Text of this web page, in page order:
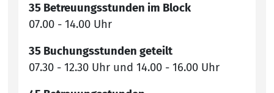
35 Betreuungsstunden im Block
07.00 - 14.00 Uhr
35 Buchungsstunden geteilt
07.30 - 12.30 Uhr und 14.00 - 16.00 Uhr